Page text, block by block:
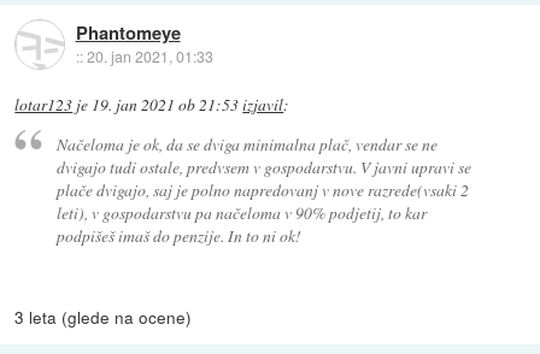
Phantomeye
::20. jan 2021, 01:33
lotar123 je 19. jan 2021 ob 21:53izjavil:
Načeloma je ok, da se dviga minimalna plač, vendar se ne
dvigajo tudi ostale, predvsem v gospodarstvu. V javni upravi se
plače dvigajo, saj je polno napredovanj v nove razrede(vsaki 2
leti), v gospodarstvu pa načeloma v 90% podjetij, to kar
podpišeš imaš do penzije. In to ni ok!
3 leta (glede na ocene)